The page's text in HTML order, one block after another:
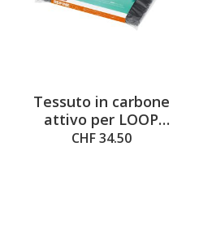
Tessuto in carbone
attivo per LOOP
5000/7000
CHF 34.50